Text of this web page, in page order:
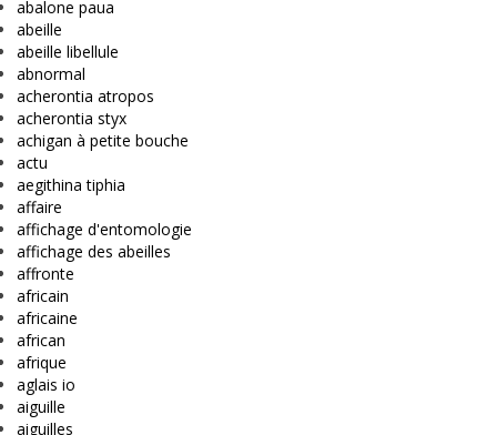
abalone paua
abeille
abeille libellule
abnormal
acherontia atropos
acherontia styx
achigan à petite bouche
actu
aegithina tiphia
affaire
affichage d'entomologie
affichage des abeilles
affronte
africain
africaine
african
afrique
aglais io
aiguille
aiguilles